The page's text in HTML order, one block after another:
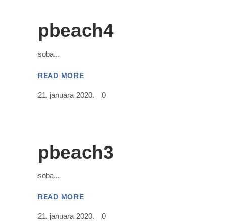
pbeach4
soba
READ MORE
21. januara 2020. 0
pbeach3
soba
READ MORE
21. januara 2020. 0